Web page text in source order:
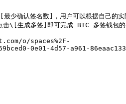
少确认签名数]，用户可以根据自己的
击\[生成多签]即可完成 BTC 多签钱包的
o/spaces%2F-
0e01-4d57-a961-